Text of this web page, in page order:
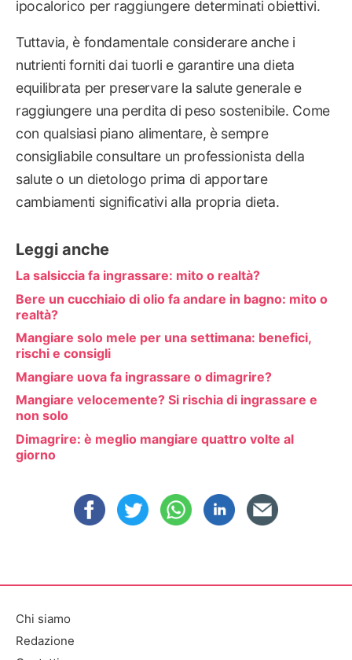
ipocalorico per raggiungere determinati obiettivi.
Tuttavia, è fondamentale considerare anche i
nutrienti forniti dai tuorli e garantire una dieta
equilibrata per preservare la salute generale e
raggiungere una perdita di peso sostenibile. Come
con qualsiasi piano alimentare, è sempre
consigliabile consultare un professionista della
salute o un dietologo prima di apportare
cambiamenti significativi alla propria dieta.
Leggi anche
La salsiccia fa ingrassare: mito o realtà?
Bere un cucchiaio di olio fa andare in bagno: mito o
realtà?
Mangiare solo mele per una settimana: benefici,
rischi e consigli
Mangiare uova fa ingrassare o dimagrire?
Mangiare velocemente? Si rischia di ingrassare e
non solo
Dimagrire: è meglio mangiare quattro volte al
giorno
Chi siamo
Redazione